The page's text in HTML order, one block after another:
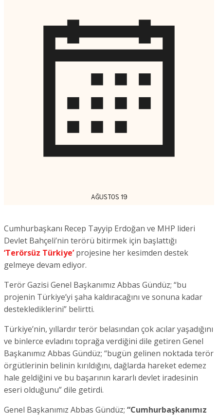
AĞUSTOS 19
Cumhurbaşkanı Recep Tayyip Erdoğan ve MHP lideri
Devlet Bahçeli’nin terörü bitirmek için başlattığı
‘Terörsüz Türkiye’projesine her kesimden destek
gelmeye devam ediyor.
Terör Gazisi Genel Başkanımız Abbas Gündüz; “bu
projenin Türkiye’yi şaha kaldıracağını ve sonuna kadar
desteklediklerini” belirtti.
Türkiye’nin, yıllardır terör belasından çok acılar yaşadığını
ve binlerce evladını toprağa verdiğini dile getiren Genel
Başkanımız Abbas Gündüz; “bugün gelinen noktada terör
örgütlerinin belinin kırıldığını, dağlarda hareket edemez
hale geldiğini ve bu başarının kararlı devlet iradesinin
eseri olduğunu” dile getirdi.
Genel Başkanımız Abbas Gündüz; “Cumhurbaşkanımız